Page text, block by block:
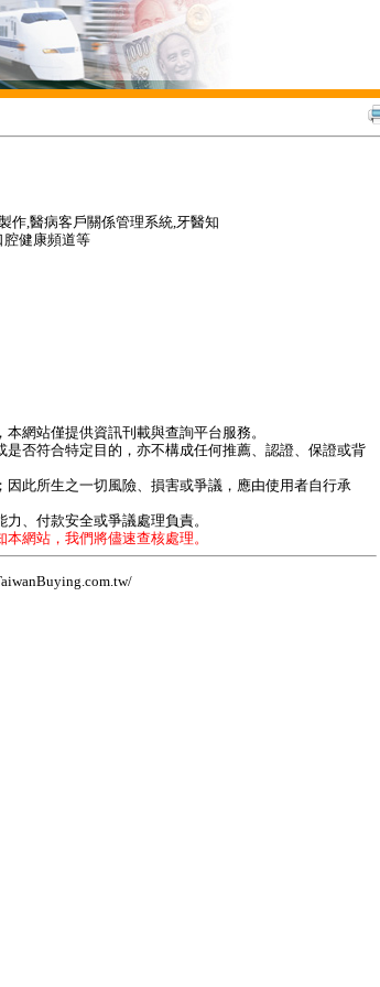
作,醫病客戶關係管理系統,牙醫知
腔健康頻道等
網站僅提供資訊刊載與查詢平台服務。
否符合特定目的，亦不構成任何推薦、認證、保證或背
此所生之一切風險、損害或爭議，應由使用者自行承
、付款安全或爭議處理負責。
網站，我們將儘速查核處理。